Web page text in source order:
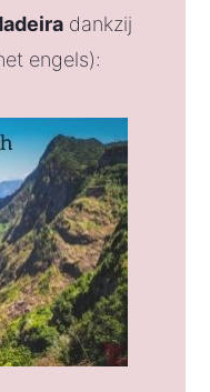
dankzij
engels):